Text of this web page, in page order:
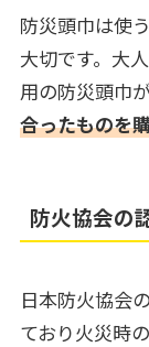
防災頭巾は使
大切です。大
用の防災頭巾
合ったものを
防火協会の
日本防火協会
ており火災時